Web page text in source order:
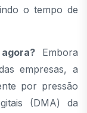
o tempo de
Embora
empresas, a
por pressão
(DMA) da